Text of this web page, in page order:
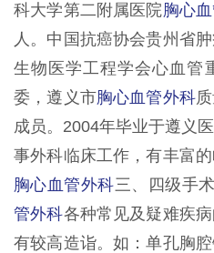
科大学第二附属医院胸心
人。中国抗癌协会贵州省
生物医学工程学会心血管
委，遵义市胸心血管外科
成员。 2004年毕业于遵义
事外科临床工作，有丰富
胸心血管外科三、四级手
管外科各种常见及疑难疾
有较高造诣。如：单孔胸